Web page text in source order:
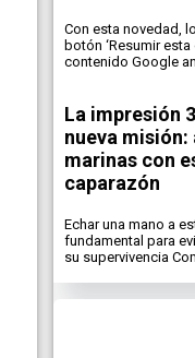
Con esta novedad,
botón ‘Resumir
contenido Google
La impresión
nueva
marinas con
caparazón
Echar una mano a
fundamental para
su supervivencia